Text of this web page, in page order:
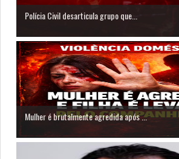
Polícia Civil desarticula grupo que...
Mulher é brutalmente agredida após ...